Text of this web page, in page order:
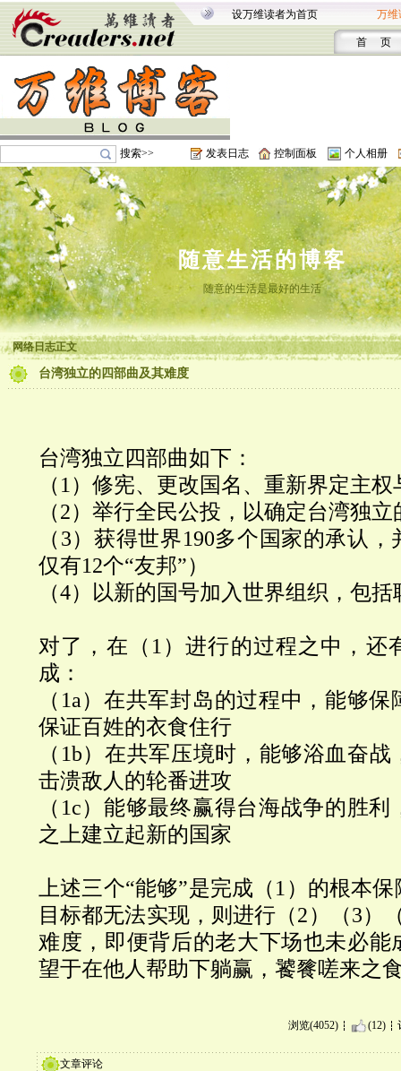
设万维读者为首页 万维
首 页
搜索>> 发表日志 控制面板 个人相册
随意生活的博客
随意的生活是最好的生活
网络日志正文
台湾独立的四部曲及其难度
台湾独立四部曲如下：
（1）修宪、更改国名、重新界定主权
（2）举行全民公投，以确定台湾独
（3）获得世界190多个国家的承认
仅有12个“友邦”）
（4）以新的国号加入世界组织，包括
对了，在（1）进行的过程之中，还
成：
（1a）在共军封岛的过程中，能够
保证百姓的衣食住行
（1b）在共军压境时，能够浴血奋
击溃敌人的轮番进攻
（1c）能够最终赢得台海战争的胜
之上建立起新的国家
上述三个“能够”是完成（1）的根本
目标都无法实现，则进行（2）（3）
难度，即便背后的老大下场也未必能
望于在他人帮助下躺赢，饕餮嗟来之
浏览(4052) (12)
文章评论